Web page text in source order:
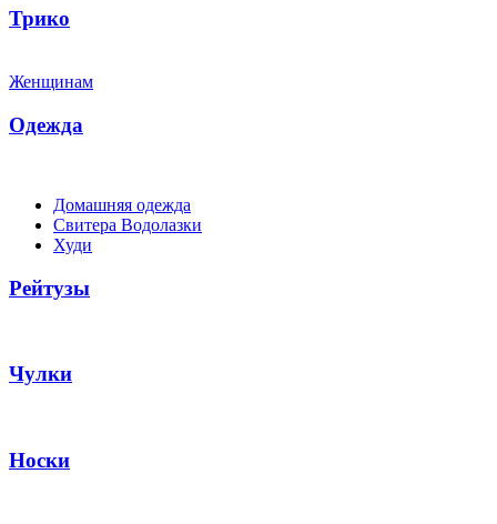
Трико
Женщинам
Одежда
Домашняя одежда
Свитера Водолазки
Худи
Рейтузы
Чулки
Носки